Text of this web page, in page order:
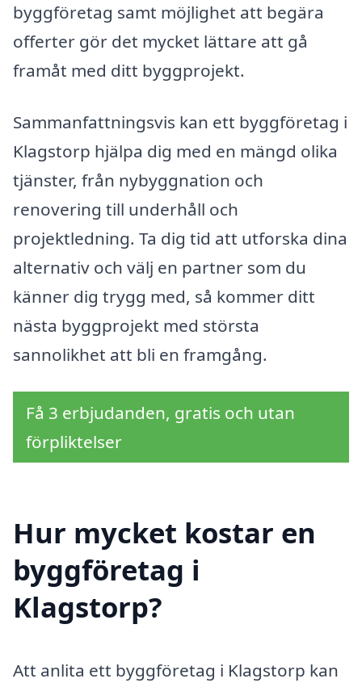
byggföretag samt möjlighet att begära
offerter gör det mycket lättare att gå
framåt med ditt byggprojekt.
Sammanfattningsvis kan ett byggföretag i
Klagstorp hjälpa dig med en mängd olika
tjänster, från nybyggnation och
renovering till underhåll och
projektledning. Ta dig tid att utforska dina
alternativ och välj en partner som du
känner dig trygg med, så kommer ditt
nästa byggprojekt med största
sannolikhet att bli en framgång.
Få 3 erbjudanden, gratis och utan
förpliktelser
Hur mycket kostar en
byggföretag i
Klagstorp?
Att anlita ett byggföretag i Klagstorp kan